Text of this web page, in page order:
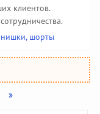
(18)
клиентов.
шорты
»